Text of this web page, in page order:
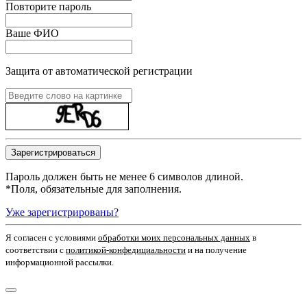
Повторите пароль
Ваше ФИО
Защита от автоматической регистрации
Пароль должен быть не менее 6 символов длиной.
*Поля, обязательные для заполнения.
Уже зарегистрированы?
Я согласен c условиями обработки моих персональных данных в
соответствии с политикой-конфедициальности и на получение
информационной рассылки.